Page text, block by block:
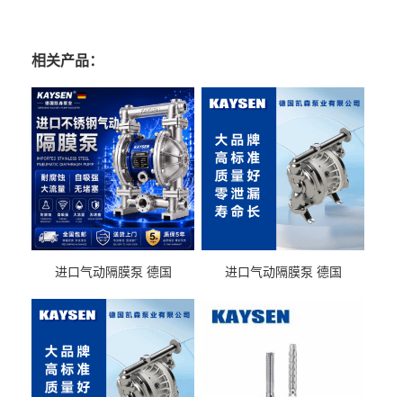
相关产品：
进口气动隔膜泵 德国
送气动泵
进口气动隔膜泵 德国
输送